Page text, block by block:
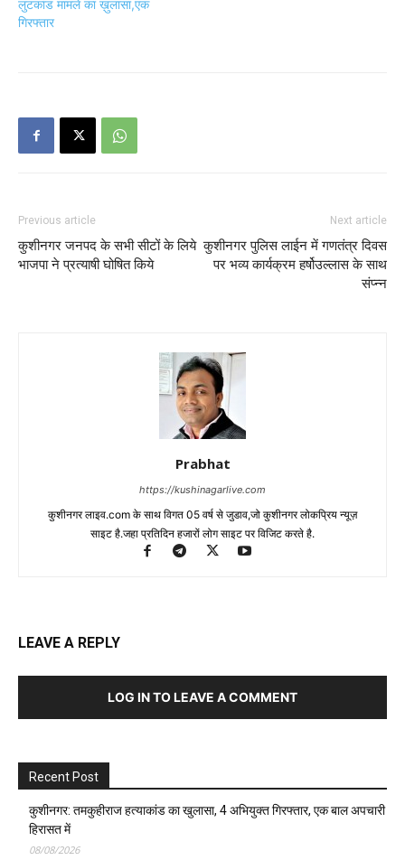
लुटकांड मामले का ख़ुलासा,एक
गिरफ्तार
Previous article
कुशीनगर जनपद के सभी सीटों के लिये
भाजपा ने प्रत्याषी घोषित किये
Next article
कुशीनगर पुलिस लाईन में गणतंत्र दिवस
पर भव्य कार्यक्रम हर्षोउल्लास के साथ
संप्न्न
Prabhat
https://kushinagarlive.com
कुशीनगर लाइव.com के साथ विगत 05 वर्ष से जुडाव,जो कुशीनगर लोकप्रिय न्यूज़
साइट है.जहा प्रतिदिन हजारों लोग साइट पर विजिट करते है.
LEAVE A REPLY
LOG IN TO LEAVE A COMMENT
Recent Post
कुशीनगर: तमकुहीराज हत्याकांड का खुलासा, 4 अभियुक्त गिरफ्तार, एक बाल अपचारी
हिरासत में
08/08/2026